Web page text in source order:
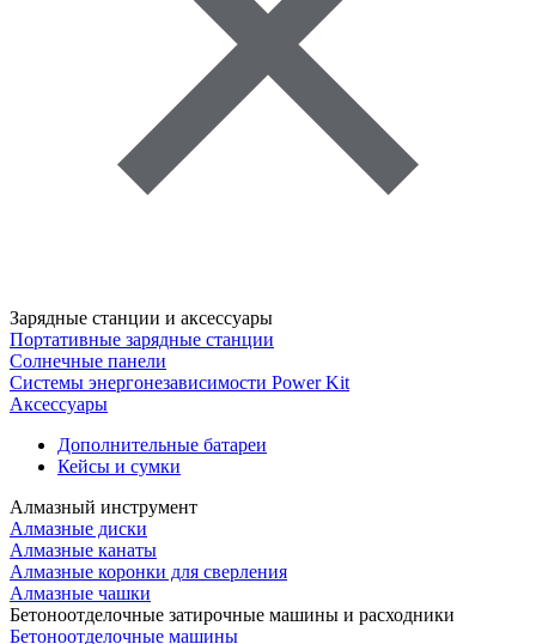
Зарядные станции и аксессуары
Портативные зарядные станции
Солнечные панели
Системы энергонезависимости Power Kit
Аксессуары
Дополнительные батареи
Кейсы и сумки
Алмазный инструмент
Алмазные диски
Алмазные канаты
Алмазные коронки для сверления
Алмазные чашки
Бетоноотделочные затирочные машины и расходники
Бетоноотделочные машины